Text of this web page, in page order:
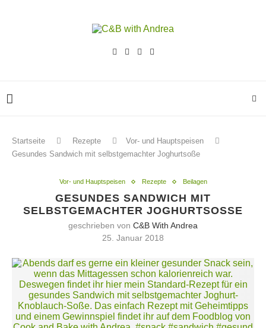
Startseite Rezepte
Vor- und Hauptspeisen
Gesundes Sandwich mit selbstgemachter Joghurtsoße
Vor- und Hauptspeisen Rezepte Beilagen
GESUNDES SANDWICH MIT
SELBSTGEMACHTER JOGHURTSOSSE
geschrieben von C&B With Andrea
25. Januar 2018